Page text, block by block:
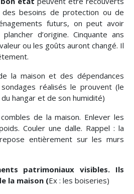
des besoins de protection ou de
futurs, on peut avoir
d’origine. Cinquante ans
ou les goûts auront changé. Il
la maison et des dépendances
réalisés le prouvent (le
hangar et de son humidité)
de la maison. Enlever les
Couler une dalle. Rappel : la
entièrement sur les murs
patrimoniaux visibles. Ils
la maison (Ex : les boiseries)